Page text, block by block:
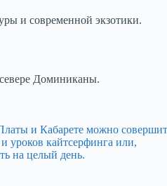
и современной экзотики.
Доминиканы.
и Кабарете можно
уроков кайтсерфинга или,
на целый день.